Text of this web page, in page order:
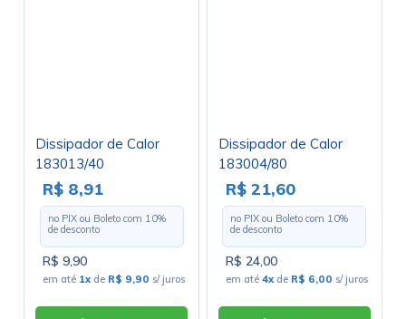
Dissipador de Calor
183013/40
R$ 8,91
no PIX ou Boleto com 10%
de desconto
R$ 9,90
em até 1x de R$ 9,90 s/ juros
Dissipador de Calor
183004/80
R$ 21,60
no PIX ou Boleto com 10%
de desconto
R$ 24,00
em até 4x de R$ 6,00 s/ juros